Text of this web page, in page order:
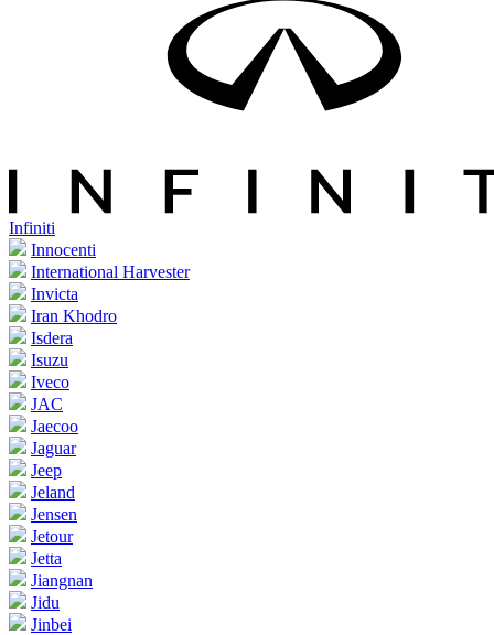
Infiniti
Innocenti
International Harvester
Invicta
Iran Khodro
Isdera
Isuzu
Iveco
JAC
Jaecoo
Jaguar
Jeep
Jeland
Jensen
Jetour
Jetta
Jiangnan
Jidu
Jinbei